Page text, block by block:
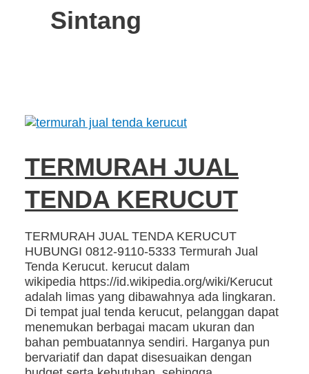
Sintang
TERMURAH JUAL
TENDA KERUCUT
TERMURAH JUAL TENDA KERUCUT
HUBUNGI 0812-9110-5333 Termurah Jual
Tenda Kerucut. kerucut dalam
wikipedia https://id.wikipedia.org/wiki/Kerucut
adalah limas yang dibawahnya ada lingkaran.
Di tempat jual tenda kerucut, pelanggan dapat
menemukan berbagai macam ukuran dan
bahan pembuatannya sendiri. Harganya pun
bervariatif dan dapat disesuaikan dengan